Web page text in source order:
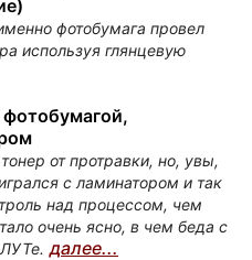
фотобумага провел
используя глянцевую
от протравки, но, увы,
с ламинатором и так
над процессом, чем
очень ясно, в чем беда с
далее...